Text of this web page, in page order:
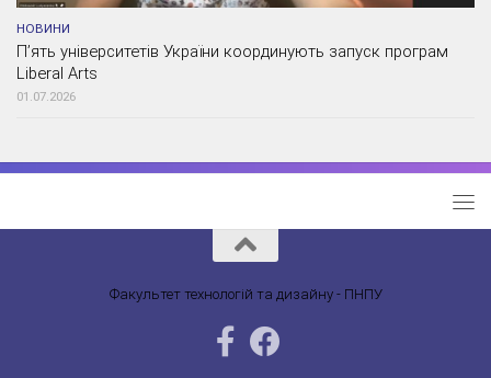
НОВИНИ
П’ять університетів України координують запуск програм
Liberal Arts
01.07.2026
Факультет технологій та дизайну - ПНПУ